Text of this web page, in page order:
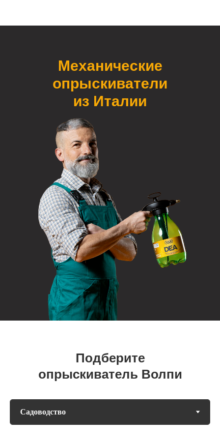
Механические
опрыскиватели
из Италии
Подберите
опрыскиватель Волпи